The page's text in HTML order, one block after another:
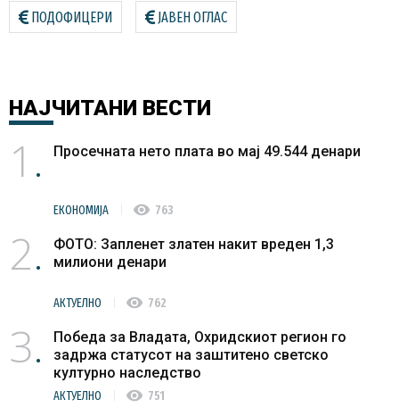
ПОДОФИЦЕРИ ЈАВЕН ОГЛАС
НАЈЧИТАНИ ВЕСТИ
1 Просечната нето плата во мај 49.544 денари
ЕКОНОМИЈА visibility 763
2
ФОТО: Запленет златен накит вреден 1,3
милиони денари
АКТУЕЛНО visibility 762
3
Победа за Владата, Охридскиот регион го
задржа статусот на заштитено светско
културно наследство
АКТУЕЛНО visibility 751